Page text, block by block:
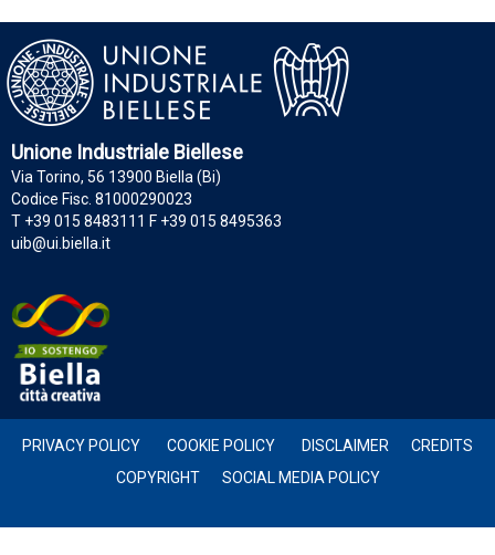
Unione Industriale Biellese
Via Torino, 56 13900 Biella (Bi)
Codice Fisc. 81000290023
T +39 015 8483111 F +39 015 8495363
uib@ui.biella.it
PRIVACY POLICY COOKIE POLICY DISCLAIMER
CREDITS
COPYRIGHT
SOCIAL MEDIA POLICY